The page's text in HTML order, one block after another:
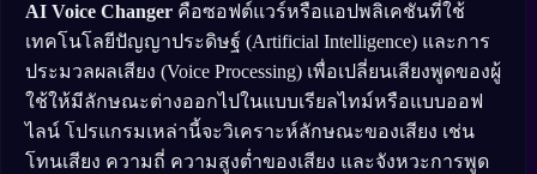
AI Voice Changer คือซอฟต์แวร์หรือแอปพลิเคชันที่ใช้
เทคโนโลยีปัญญาประดิษฐ์ (Artificial Intelligence) และการ
ประมวลผลเสียง (Voice Processing) เพื่อเปลี่ยนเสียงพูดของผู้
ใช้ให้มีลักษณะต่างออกไปในแบบเรียลไทม์หรือแบบออฟ
ไลน์ โปรแกรมเหล่านี้จะวิเคราะห์ลักษณะของเสียง เช่น
โทนเสียง ความถี่ ความสูงต่ำของเสียง และจังหวะการพูด